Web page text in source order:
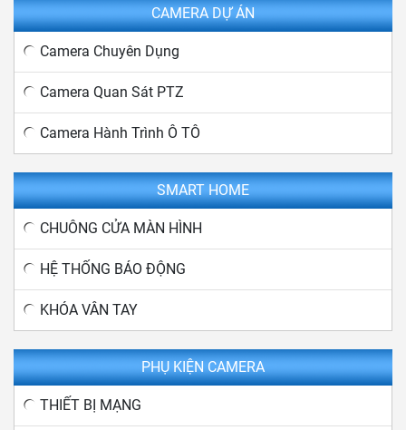
CAMERA DỰ ÁN
Camera Chuyên Dụng
Camera Quan Sát PTZ
Camera Hành Trình Ô TÔ
SMART HOME
CHUÔNG CỬA MÀN HÌNH
HỆ THỐNG BÁO ĐỘNG
KHÓA VÂN TAY
PHỤ KIỆN CAMERA
THIẾT BỊ MẠNG